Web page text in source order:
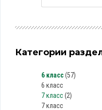
Категории
6 класс (57)
6 класс
7 класс (2)
7 класс